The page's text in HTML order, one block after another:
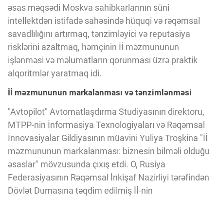
Haqqımızda
Vizyoner Baxışı
Innovasiya Bələdçisi
Gələcəyin Təhlili
Podkastlar
əsas məqsədi Moskva sahibkarlarının süni
intellektdən istifadə sahəsində hüquqi və rəqəmsal
savadlılığını artırmaq, tənzimləyici və reputasiya
risklərini azaltmaq, həmçinin İİ məzmununun
işlənməsi və məlumatların qorunması üzrə praktik
alqoritmlər yaratmaq idi.
İİ məzmununun markalanması və tənzimlənməsi
"Avtopilot" Avtomatlaşdırma Studiyasının direktoru,
MTPP-nin İnformasiya Texnologiyaları və Rəqəmsal
İnnovasiyalar Gildiyasının müavini Yuliya Troşkina "İİ
məzmununun markalanması: biznesin bilməli olduğu
əsaslar" mövzusunda çıxış etdi. O, Rusiya
Federasiyasının Rəqəmsal İnkişaf Nazirliyi tərəfindən
Dövlət Dumasına təqdim edilmiş İİ-nin